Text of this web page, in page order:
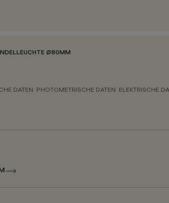
Ø80MM
DATEN PHOTOMETRISCHE DATEN ELEKTRISCHE